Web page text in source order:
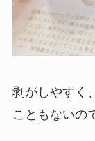
剥がしやすく
こともないの